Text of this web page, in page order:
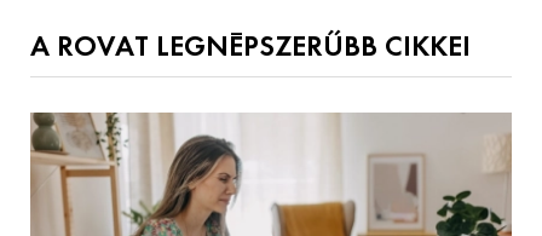
A ROVAT LEGNÉPSZERŰBB CIKKEI